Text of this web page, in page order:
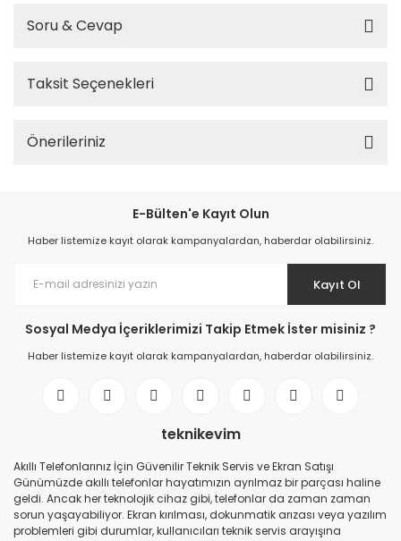
Soru & Cevap
Taksit Seçenekleri
Önerileriniz
E-Bülten'e Kayıt Olun
Haber listemize kayıt olarak kampanyalardan, haberdar olabilirsiniz.
Kayıt Ol
Sosyal Medya İçeriklerimizi Takip Etmek İster misiniz ?
Haber listemize kayıt olarak kampanyalardan, haberdar olabilirsiniz.
teknikevim
Akıllı Telefonlarınız İçin Güvenilir Teknik Servis ve Ekran Satışı
Günümüzde akıllı telefonlar hayatımızın ayrılmaz bir parçası haline
geldi. Ancak her teknolojik cihaz gibi, telefonlar da zaman zaman
sorun yaşayabiliyor. Ekran kırılması, dokunmatik arızası veya yazılım
problemleri gibi durumlar, kullanıcıları teknik servis arayışına